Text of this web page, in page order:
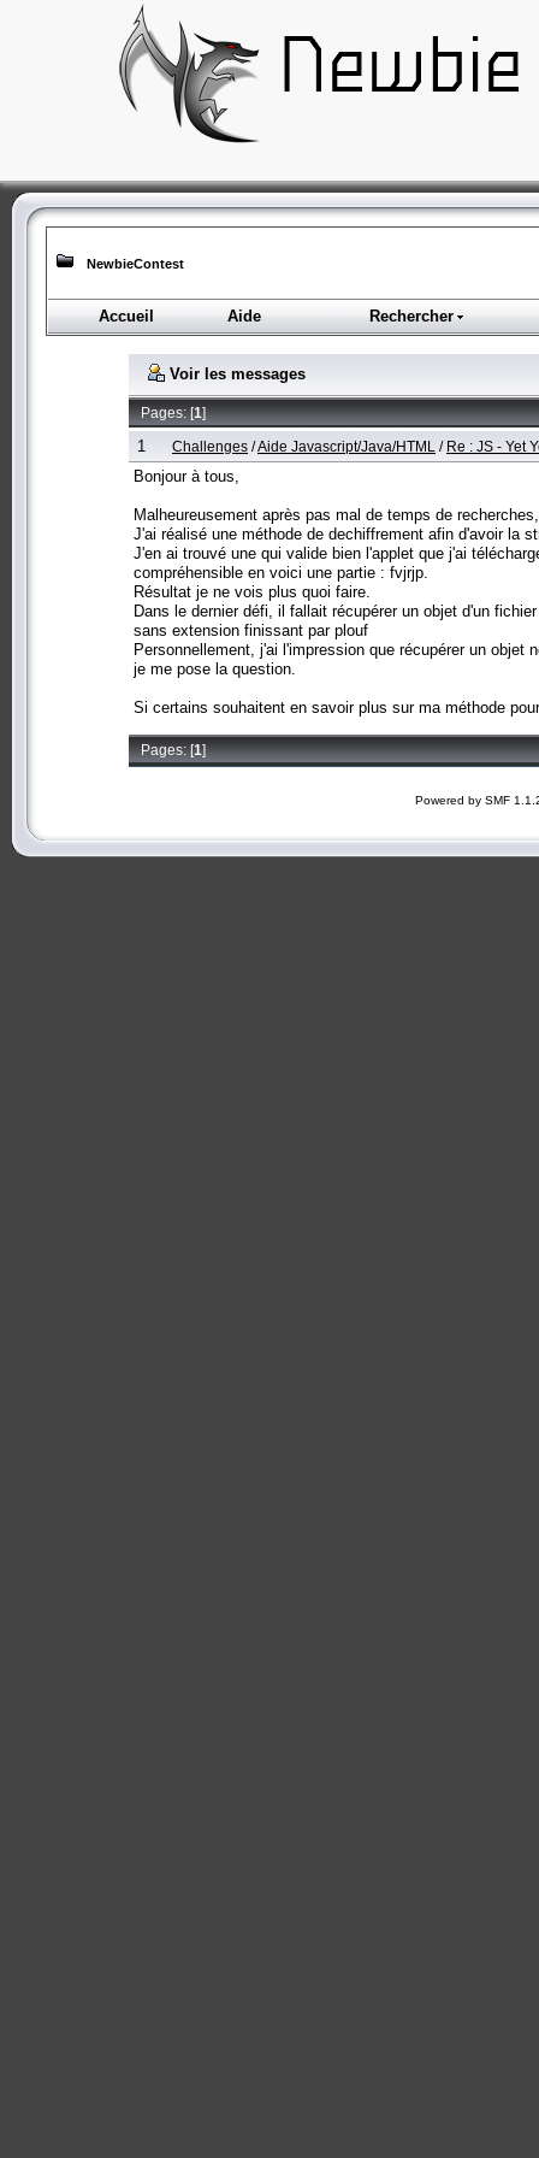
NewbieContest
Accueil Aide Rechercher
Voir les messages
Pages: [1]
1 Challenges /Aide Javascript/Java/HTML / Re : JS - Yet
Bonjour à tous,
Malheureusement après pas mal de temps de
J'ai réalisé une méthode de dechiffrement afin d'avoir la
J'en ai trouvé une qui valide bien l'applet que j'ai
compréhensible en voici une partie : fvjrjp.
Résultat je ne vois plus quoi faire.
Dans le dernier défi, il fallait récupérer un objet d'un
sans extension finissant par plouf
Personnellement, j'ai l'impression que récupérer un
je me pose la question.
Si certains souhaitent en savoir plus sur ma méthode
Pages: [1]
Powered by SMF